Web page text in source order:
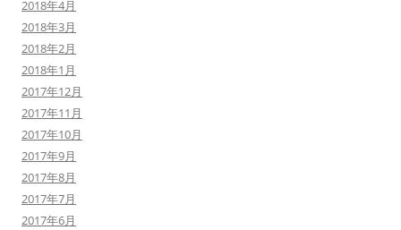
2018年4月
2018年3月
2018年2月
2018年1月
2017年12月
2017年11月
2017年10月
2017年9月
2017年8月
2017年7月
2017年6月